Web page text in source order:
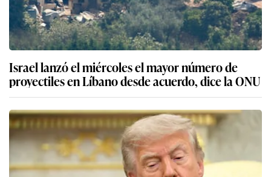
Israel lanzó el miércoles el mayor número de
proyectiles en Líbano desde acuerdo, dice la ONU